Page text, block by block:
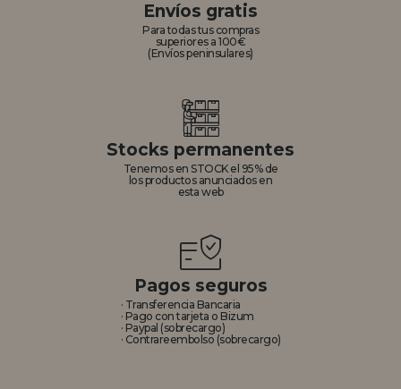
Envíos gratis
Para todas tus compras
superiores a 100€
(Envíos peninsulares)
Stocks permanentes
Tenemos en STOCK el 95% de
los productos anunciados en
esta web
Pagos seguros
· Transferencia Bancaria
· Pago con tarjeta o Bizum
· Paypal (sobrecargo)
· Contrareembolso (sobrecargo)